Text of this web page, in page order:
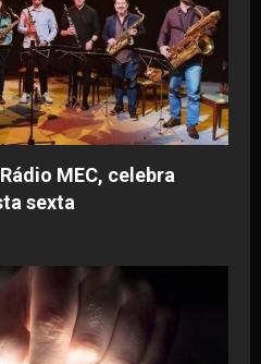
MEC, celebra
sexta